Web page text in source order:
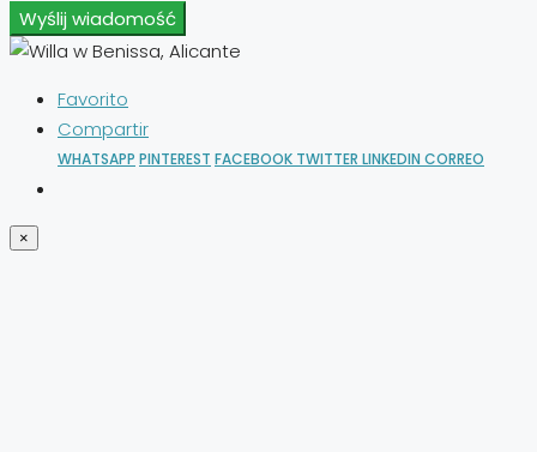
Wyślij wiadomość
Favorito
Compartir
WHATSAPP PINTEREST FACEBOOK TWITTER LINKEDIN CORREO
×